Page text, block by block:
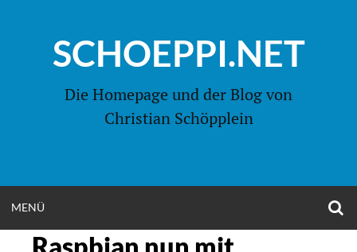
springenSCHOEPPI.NET
Die Homepage und der Blog von
Christian Schöpplein
MENÜ
MENU
Raspbian nun mit